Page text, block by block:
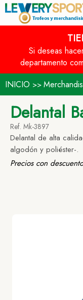
Si deseas
departamento
INICIO >>
Delantal
Ref. Mk-3897
Delantal de alta
algodón y poliéster-.
Precios con